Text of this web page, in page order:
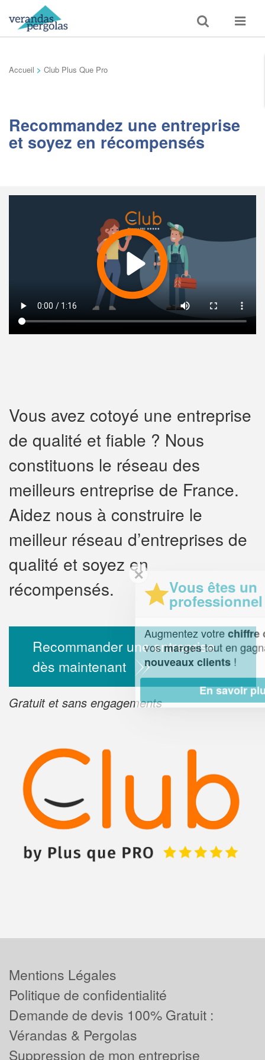
Toggle
search
Toggle
Accueil > Club Plus Que Pro
Recommandez une entreprise
et soyez en récompensés
Vous avez cotoyé une entreprise
de qualité et fiable ? Nous
constituons le réseau des
meilleurs entreprise de France.
Aidez nous à construire le
meilleur réseau d’entreprises de
qualité et soyez en
récompensés.
Recommander une entreprise
dès maintenant
Gratuit et sans engagements
✕
Vous êtes un
professionnel ?
Augmentez votrechiffre d'affaireset
vosmargestout en gagnant de
nouveaux clients!
En savoir plus
Mentions Légales
Politique de confidentialité
Demande de devis 100% Gratuit :
Vérandas & Pergolas
Suppression de mon entreprise